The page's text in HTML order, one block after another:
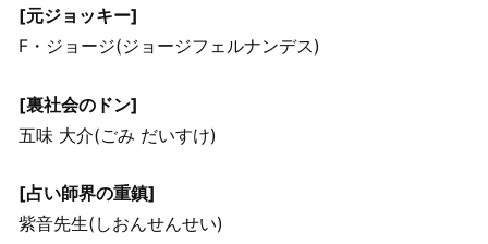
[元ジョッキー]
F・ジョージ(ジョージフェルナンデス)
[裏社会のドン]
五味 大介(ごみ だいすけ)
[占い師界の重鎮]
紫音先生(しおんせんせい)